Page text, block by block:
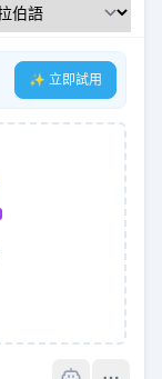
✨ 立即試用